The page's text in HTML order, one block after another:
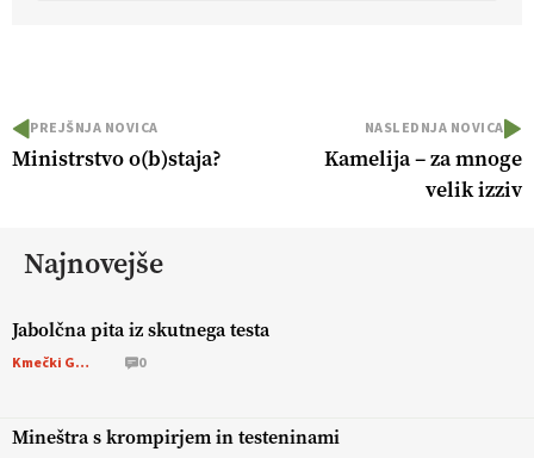
PREJŠNJA NOVICA
Ministrstvo o(b)staja?
NASLEDNJA NOVICA
Kamelija – za mnoge
velik izziv
Najnovejše
Jabolčna pita iz skutnega testa
Kmečki Glas 0
Mineštra s krompirjem in testeninami